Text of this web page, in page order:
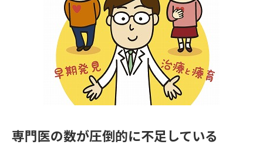
大学・短大以外の資料から請求
専門学校の資料請求 大学院の資料請求
留学・進学関連、塾・予備校
大学入学共通テスト「受験案
内」の請求
配慮案内」の請求
専門医の数が圧倒的に不足している